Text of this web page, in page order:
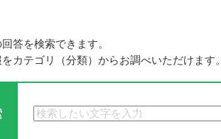
答を検索できます。
カテゴリ（分類）からお調べいただけます。